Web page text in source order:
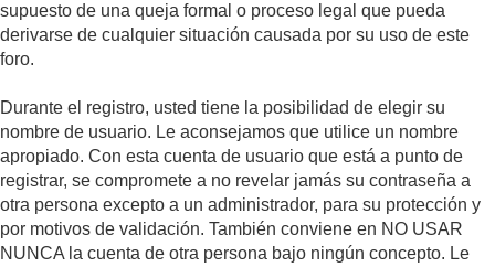
supuesto de una queja formal o proceso legal que pueda
derivarse de cualquier situación causada por su uso de este
foro.
Durante el registro, usted tiene la posibilidad de elegir su
nombre de usuario. Le aconsejamos que utilice un nombre
apropiado. Con esta cuenta de usuario que está a punto de
registrar, se compromete a no revelar jamás su contraseña a
otra persona excepto a un administrador, para su protección y
por motivos de validación. También conviene en NO USAR
NUNCA la cuenta de otra persona bajo ningún concepto. Le